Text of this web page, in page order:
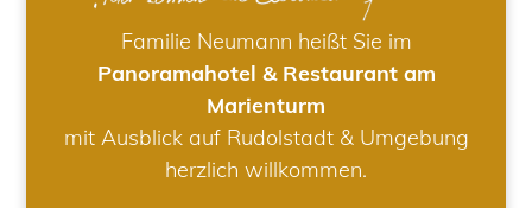
Familie Neumann heißt Sie im
Panoramahotel & Restaurant am
Marienturm
mit Ausblick auf Rudolstadt & Umgebung
herzlich willkommen.